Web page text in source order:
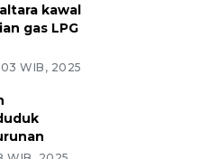
kawal
gas LPG
WIB, 2025